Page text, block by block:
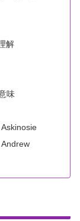
解
味
Andrew